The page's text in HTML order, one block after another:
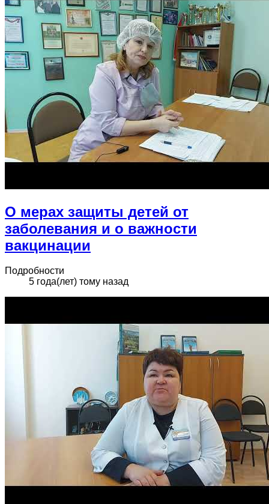
О мерах защиты детей от
заболевания и о важности
вакцинации
Подробности
5 года(лет) тому назад